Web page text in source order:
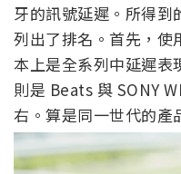
牙的訊號延遲。所得
列出了排名。首先，使
本上是全系列中延遲表
則是 Beats 與 SONY
右。算是同一世代的產